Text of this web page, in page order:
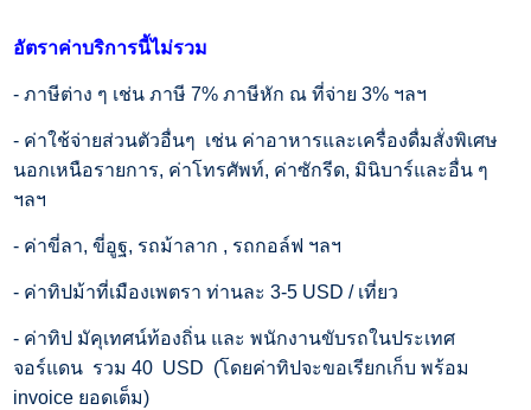
อัตราค่าบริการนี้ไม่รวม
- ภาษีต่าง ๆ เช่น ภาษี 7% ภาษีหัก ณ ที่จ่าย 3% ฯลฯ
- ค่าใช้จ่ายส่วนตัวอื่นๆ เช่น ค่าอาหารและเครื่องดื่มสั่งพิเศษ
นอกเหนือรายการ, ค่าโทรศัพท์, ค่าซักรีด, มินิบาร์และอื่น ๆ
ฯลฯ
- ค่าขี่ลา, ขี่อูฐ, รถม้าลาก , รถกอล์ฟ ฯลฯ
- ค่าทิปม้าที่เมืองเพตรา ท่านละ 3-5 USD / เที่ยว
- ค่าทิป มัคุเทศน์ท้องถิ่น และ พนักงานขับรถในประเทศ
จอร์แดน รวม 40 USD (โดยค่าทิปจะขอเรียกเก็บ พร้อม
invoice ยอดเต็ม)